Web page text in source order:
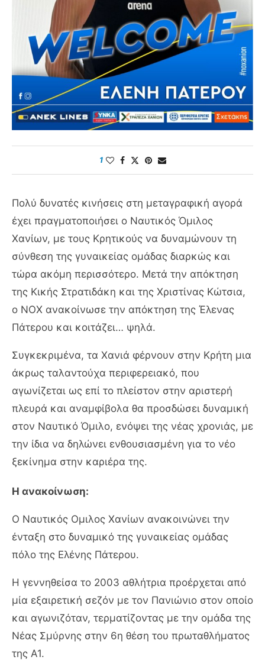
1
Πολύ δυνατές κινήσεις στη μεταγραφική αγορά
έχει πραγματοποιήσει ο Ναυτικός Όμιλος
Χανίων, με τους Κρητικούς να δυναμώνουν τη
σύνθεση της γυναικείας ομάδας διαρκώς και
τώρα ακόμη περισσότερο. Μετά την απόκτηση
της Κικής Στρατιδάκη και της Χριστίνας Κώτσια,
ο ΝΟΧ ανακοίνωσε την απόκτηση της Έλενας
Πάτερου και κοιτάζει… ψηλά.
Συγκεκριμένα, τα Χανιά φέρνουν στην Κρήτη μια
άκρως ταλαντούχα περιφερειακό, που
αγωνίζεται ως επί το πλείστον στην αριστερή
πλευρά και αναμφίβολα θα προσδώσει δυναμική
στον Ναυτικό Όμιλο, ενόψει της νέας χρονιάς, με
την ίδια να δηλώνει ενθουσιασμένη για το νέο
ξεκίνημα στην καριέρα της.
Η ανακοίνωση:
Ο Ναυτικός Ομιλος Χανίων ανακοινώνει την
ένταξη στο δυναμικό της γυναικείας ομάδας
πόλο της Ελένης Πάτερου.
Η γεννηθείσα το 2003 αθλήτρια προέρχεται από
μία εξαιρετική σεζόν με τον Πανιώνιο στον οποίο
και αγωνιζόταν, τερματίζοντας με την ομάδα της
Νέας Σμύρνης στην 6η θέση του πρωταθλήματος
της Α1.